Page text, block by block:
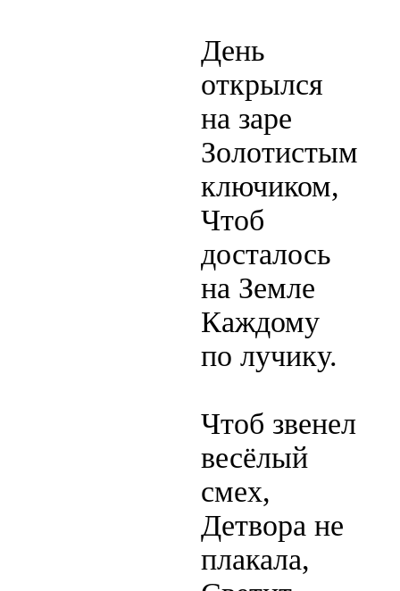
День
открылся
на заре
Золотистым
ключиком,
Чтоб
досталось
на Земле
Каждому
по лучику.
Чтоб звенел
весёлый
смех,
Детвора не
плакала,